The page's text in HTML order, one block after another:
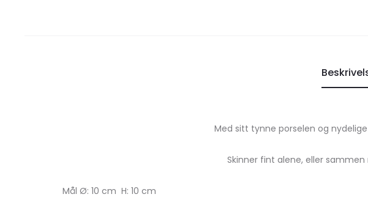
Med sitt tynne porselen og
Skinner fint alene, eller
Mål Ø: 10 cm H: 10 cm